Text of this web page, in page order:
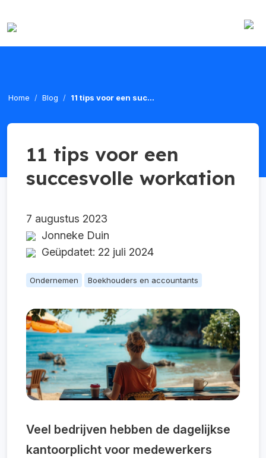
Home Blog 11 tips voor een suc...
11 tips voor een
succesvolle workation
7 augustus 2023
Jonneke Duin
Geüpdatet: 22 juli 2024
Ondernemen Boekhouders en accountants
Veel bedrijven hebben de dagelijkse
kantoorplicht voor medewerkers